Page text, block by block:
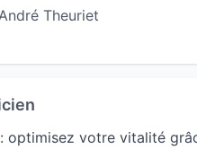
Theuriet
optimisez votre vitalité